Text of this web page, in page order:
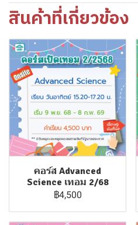
สินค้าที่เกี่ยวข้อง
คอร์ส Advanced
Science เทอม 2/68
฿4,500